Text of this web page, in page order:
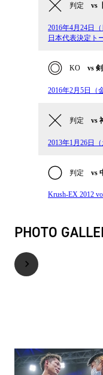
判定 vs
2016年4月24日
日本代表決定ト
KO vs
2016年2月5日（
判定 vs
2013年1月26日
判定 vs
Krush-EX 2012
PHOTO